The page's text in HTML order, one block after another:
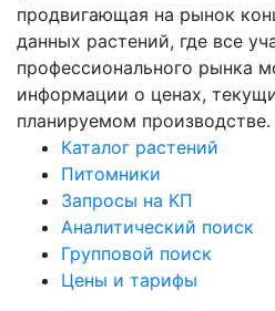
продвигающая на рынок
данных растений, где все
профессионального рынка
информации о ценах,
планируемом производстве.
Каталог растений
Питомники
Запросы на КП
Аналитический поиск
Групповой поиск
Цены и тарифы